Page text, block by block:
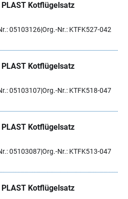
PLAST Kotflügelsatz
05103126Org.-Nr.: KTFK527-042
PLAST Kotflügelsatz
05103107Org.-Nr.: KTFK518-047
PLAST Kotflügelsatz
05103087Org.-Nr.: KTFK513-047
PLAST Kotflügelsatz